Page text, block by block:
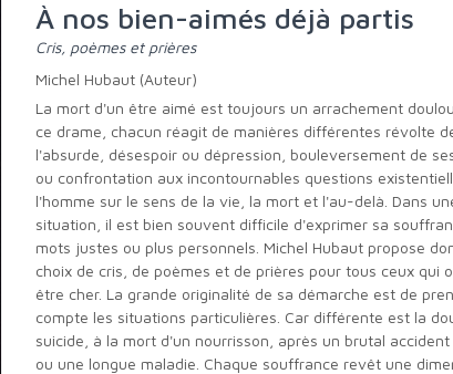
À nos bien-aimés déjà partis
Cris, poèmes et prières
Michel Hubaut (Auteur)
La mort d'un être aimé est toujours un arrachement douloureux. Face à
ce drame, chacun réagit de manières différentes révolte
l'absurde, désespoir ou dépression, bouleversement de
ou confrontation aux incontournables questions
l'homme sur le sens de la vie, la mort et l'au-delà. Dans
situation, il est bien souvent difficile d'exprimer sa
mots justes ou plus personnels. Michel Hubaut propose
choix de cris, de poèmes et de prières pour tous ceux qui
être cher. La grande originalité de sa démarche est de
compte les situations particulières. Car différente est la
suicide, à la mort d'un nourrisson, après un brutal
ou une longue maladie. Chaque souffrance revêt une